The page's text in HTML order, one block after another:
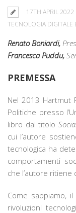
17TH APRIL 2022
TECNOLOGIA DIGITALE
Renato Boniardi,
Francesca Puddu,
PREMESSA
Nel 2013 Hartmut
Politiche presso
libro dal titolo
cui l’autore
tecnologica ha
comportamenti
che l’autore ritiene
Come sappiamo,
rivoluzioni